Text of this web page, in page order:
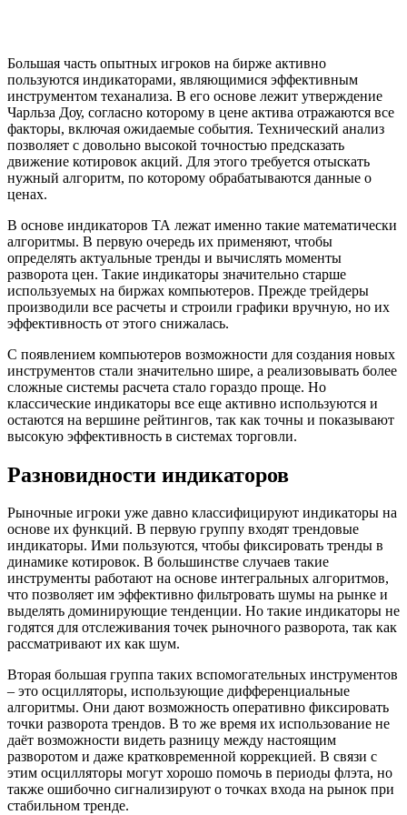
Большая часть опытных игроков на бирже активно
пользуются индикаторами, являющимися эффективным
инструментом теханализа. В его основе лежит утверждение
Чарльза Доу, согласно которому в цене актива отражаются все
факторы, включая ожидаемые события. Технический анализ
позволяет с довольно высокой точностью предсказать
движение котировок акций. Для этого требуется отыскать
нужный алгоритм, по которому обрабатываются данные о
ценах.
В основе индикаторов ТА лежат именно такие математически
алгоритмы. В первую очередь их применяют, чтобы
определять актуальные тренды и вычислять моменты
разворота цен. Такие индикаторы значительно старше
используемых на биржах компьютеров. Прежде трейдеры
производили все расчеты и строили графики вручную, но их
эффективность от этого снижалась.
С появлением компьютеров возможности для создания новых
инструментов стали значительно шире, а реализовывать более
сложные системы расчета стало гораздо проще. Но
классические индикаторы все еще активно используются и
остаются на вершине рейтингов, так как точны и показывают
высокую эффективность в системах торговли.
Разновидности индикаторов
Рыночные игроки уже давно классифицируют индикаторы на
основе их функций. В первую группу входят трендовые
индикаторы. Ими пользуются, чтобы фиксировать тренды в
динамике котировок. В большинстве случаев такие
инструменты работают на основе интегральных алгоритмов,
что позволяет им эффективно фильтровать шумы на рынке и
выделять доминирующие тенденции. Но такие индикаторы не
годятся для отслеживания точек рыночного разворота, так как
рассматривают их как шум.
Вторая большая группа таких вспомогательных инструментов
– это осцилляторы, использующие дифференциальные
алгоритмы. Они дают возможность оперативно фиксировать
точки разворота трендов. В то же время их использование не
даёт возможности видеть разницу между настоящим
разворотом и даже кратковременной коррекцией. В связи с
этим осцилляторы могут хорошо помочь в периоды флэта, но
также ошибочно сигнализируют о точках входа на рынок при
стабильном тренде.